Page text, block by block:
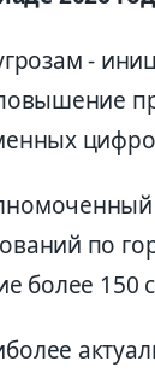
-
по
более 150